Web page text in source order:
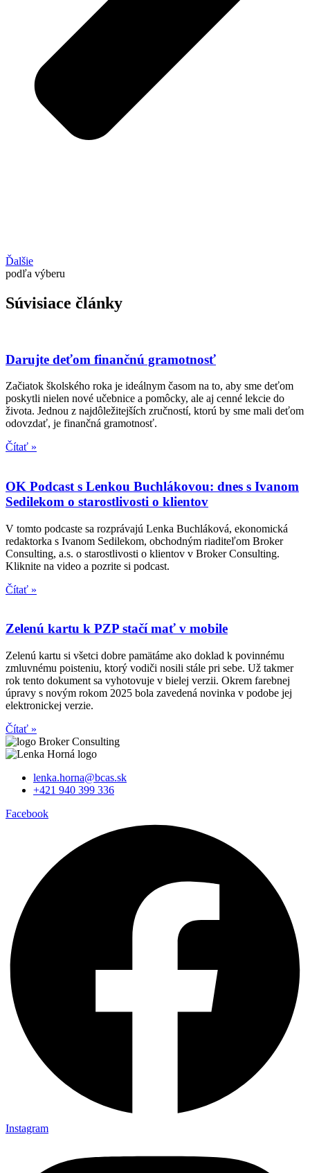
Ďalšie
podľa výberu
Súvisiace články
Darujte deťom finančnú gramotnosť
Začiatok školského roka je ideálnym časom na to, aby sme deťom
poskytli nielen nové učebnice a pomôcky, ale aj cenné lekcie do
života. Jednou z najdôležitejších zručností, ktorú by sme mali deťom
odovzdať, je finančná gramotnosť.
Čítať »
OK Podcast s Lenkou Buchlákovou: dnes s Ivanom
Sedilekom o starostlivosti o klientov
V tomto podcaste sa rozprávajú Lenka Buchláková, ekonomická
redaktorka s Ivanom Sedilekom, obchodným riaditeľom Broker
Consulting, a.s. o starostlivosti o klientov v Broker Consulting.
Kliknite na video a pozrite si podcast.
Čítať »
Zelenú kartu k PZP stačí mať v mobile
Zelenú kartu si všetci dobre pamätáme ako doklad k povinnému
zmluvnému poisteniu, ktorý vodiči nosili stále pri sebe. Už takmer
rok tento dokument sa vyhotovuje v bielej verzii. Okrem farebnej
úpravy s novým rokom 2025 bola zavedená novinka v podobe jej
elektronickej verzie.
Čítať »
lenka.horna@bcas.sk
+421 940 399 336
Facebook
Instagram